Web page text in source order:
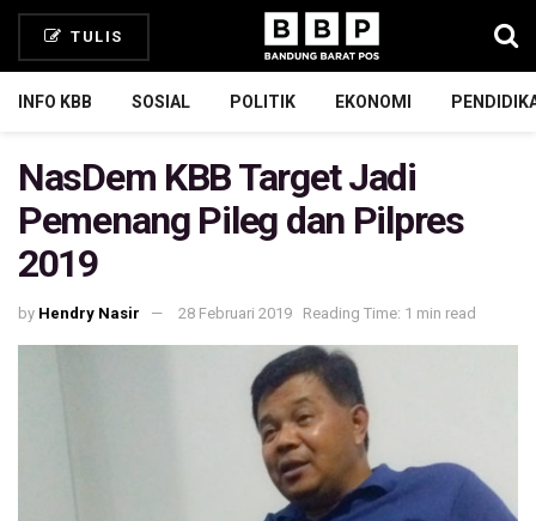
TULIS
INFO KBB SOSIAL POLITIK EKONOMI
NasDem KBB Target Jadi
Pemenang Pileg dan Pilpres
2019
by Hendry Nasir 28 Februari 2019 Reading Time: 1 min read